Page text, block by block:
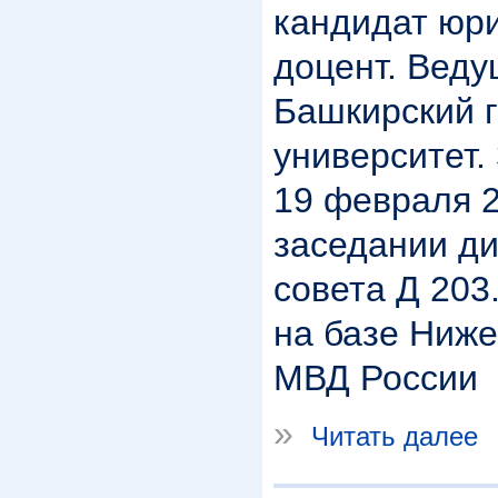
кандидат
доцент.
Башкирский
19 февраля
заседании
совета Д
на базе
МВД России
»
Читать далее